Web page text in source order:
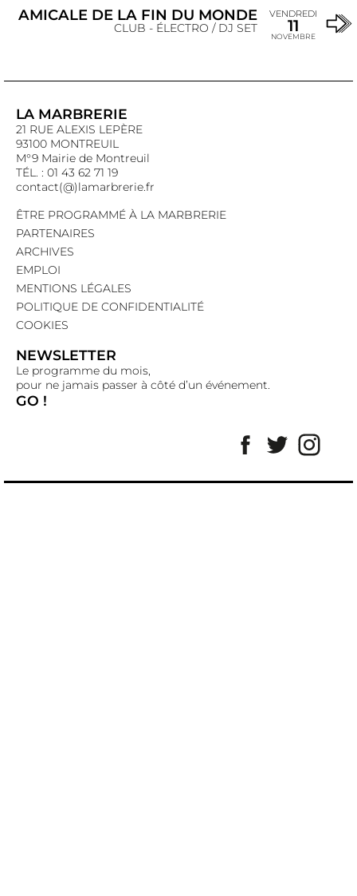
AMICALE DE LA FIN DU MONDE
CLUB - ÉLECTRO / DJ SET
VENDREDI
11
NOVEMBRE
LA MARBRERIE
21 RUE ALEXIS LEPÈRE
93100 MONTREUIL
M°9 Mairie de Montreuil
TÉL. : 01 43 62 71 19
contact(@)lamarbrerie.fr
ÊTRE PROGRAMMÉ À LA MARBRERIE
PARTENAIRES
ARCHIVES
EMPLOI
MENTIONS LÉGALES
POLITIQUE DE CONFIDENTIALITÉ
COOKIES
NEWSLETTER
Le programme du mois,
pour ne jamais passer à côté d’un événement.
GO !
Facebook
Twitter